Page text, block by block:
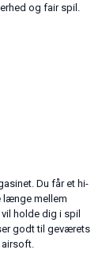
og fair spil.
Du får et hi-
længe mellem
holde dig i spil
godt til geværets